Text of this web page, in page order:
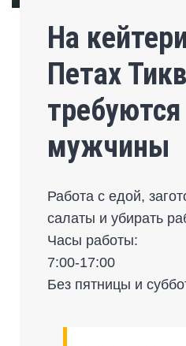
На
Петах
требуются
мужчины
Работа с едой,
салаты и убирать
Часы работы:
7:00-17:00
Без пятницы и